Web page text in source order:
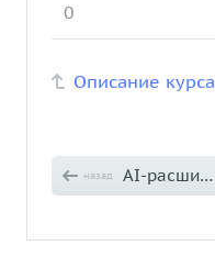
0
Описание курса
назад AI-расшифровка звонков